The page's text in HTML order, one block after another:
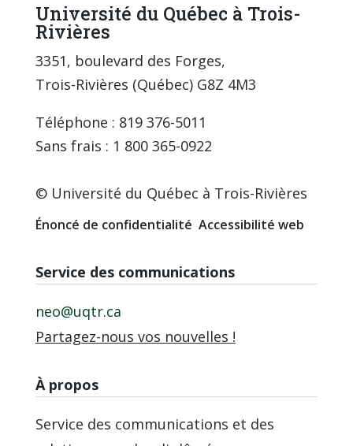
Université du Québec à Trois-
Rivières
3351, boulevard des Forges,
Trois-Rivières (Québec) G8Z 4M3
Téléphone : 819 376-5011
Sans frais : 1 800 365-0922
© Université du Québec à Trois-Rivières
Énoncé de confidentialité Accessibilité web
Service des communications
neo@uqtr.ca
Partagez-nous vos nouvelles !
À propos
Service des communications et des